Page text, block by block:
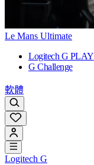
Le Mans Ultimate
Logitech G PLAY
G Challenge
軟體
Logitech G